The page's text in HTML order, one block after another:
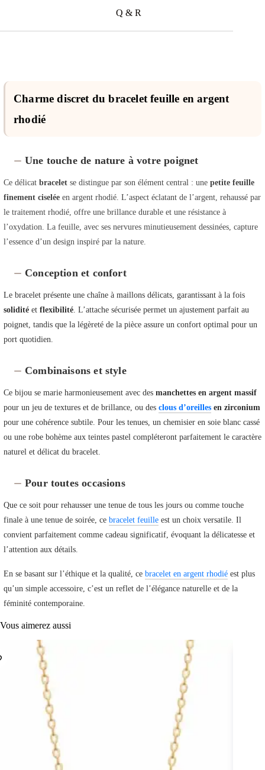
Q & R
Charme discret du bracelet feuille en argent
rhodié
Une touche de nature à votre poignet
Ce délicat bracelet se distingue par son élément central : une petite feuille
finement ciselée en argent rhodié. L’aspect éclatant de l’argent, rehaussé par
le traitement rhodié, offre une brillance durable et une résistance à
l’oxydation. La feuille, avec ses nervures minutieusement dessinées, capture
l’essence d’un design inspiré par la nature.
Conception et confort
Le bracelet présente une chaîne à maillons délicats, garantissant à la fois
solidité et flexibilité . L’attache sécurisée permet un ajustement parfait au
poignet, tandis que la légèreté de la pièce assure un confort optimal pour un
port quotidien.
Combinaisons et style
Ce bijou se marie harmonieusement avec des manchettes en argent massif
pour un jeu de textures et de brillance, ou des clous d’oreilles en zirconium
pour une cohérence subtile. Pour les tenues, un chemisier en soie blanc cassé
ou une robe bohème aux teintes pastel compléteront parfaitement le caractère
naturel et délicat du bracelet.
Pour toutes occasions
Que ce soit pour rehausser une tenue de tous les jours ou comme touche
finale à une tenue de soirée, ce bracelet feuille est un choix versatile. Il
convient parfaitement comme cadeau significatif, évoquant la délicatesse et
l’attention aux détails.
En se basant sur l’éthique et la qualité, ce bracelet en argent rhodié est plus
qu’un simple accessoire, c’est un reflet de l’élégance naturelle et de la
féminité contemporaine.
Vous aimerez aussi